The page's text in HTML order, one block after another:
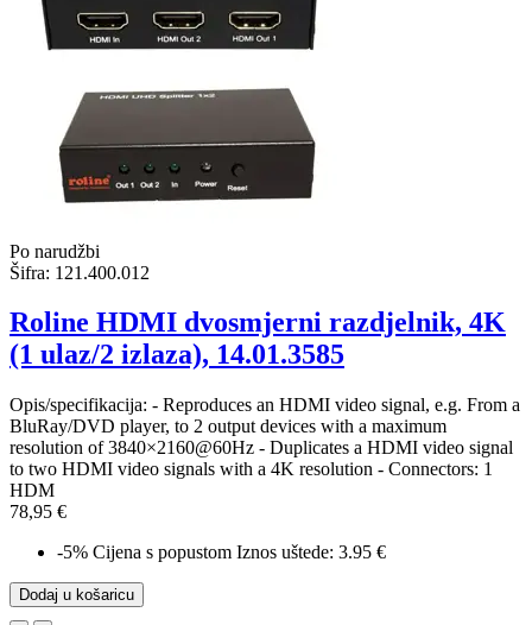
Po narudžbi
Šifra: 121.400.012
Roline HDMI dvosmjerni razdjelnik, 4K
(1 ulaz/2 izlaza), 14.01.3585
Opis/specifikacija: - Reproduces an HDMI video signal, e.g. From a
BluRay/DVD player, to 2 output devices with a maximum
resolution of 3840×2160@60Hz - Duplicates a HDMI video signal
to two HDMI video signals with a 4K resolution - Connectors: 1
HDM
78,95 €
-5% Cijena s popustom Iznos uštede: 3.95 €
Dodaj u košaricu